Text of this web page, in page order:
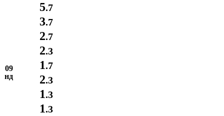
5.7
09
нд
3.7
2.7
2.3
1.7
2.3
1.3
1.3